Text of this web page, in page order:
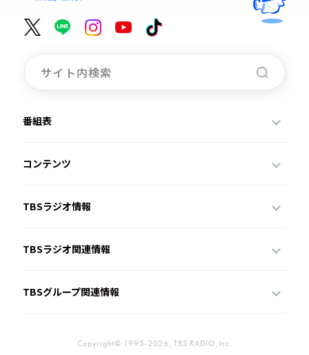
番組表
コンテンツ
TBSラジオ情報
TBSラジオ関連情報
TBSグループ関連情報
Copyright© 1995-2026, TBS RADIO,Inc.